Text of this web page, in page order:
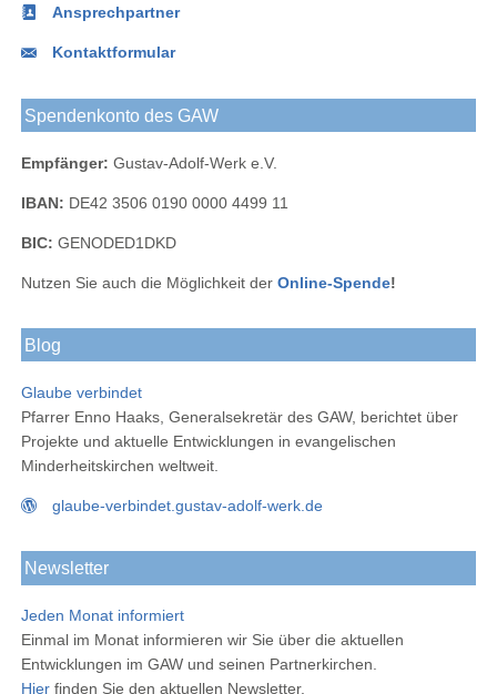
Ansprechpartner
Kontaktformular
Spendenkonto des GAW
Empfänger: Gustav-Adolf-Werk e.V.
IBAN: DE42 3506 0190 0000 4499 11
BIC: GENODED1DKD
Nutzen Sie auch die Möglichkeit der Online-Spende!
Blog
Glaube verbindet
Pfarrer Enno Haaks, Generalsekretär des GAW, berichtet über
Projekte und aktuelle Entwicklungen in evangelischen
Minderheitskirchen weltweit.
glaube-verbindet.gustav-adolf-werk.de
Newsletter
Jeden Monat informiert
Einmal im Monat informieren wir Sie über die aktuellen
Entwicklungen im GAW und seinen Partnerkirchen.
Hierfinden Sie den aktuellen Newsletter.